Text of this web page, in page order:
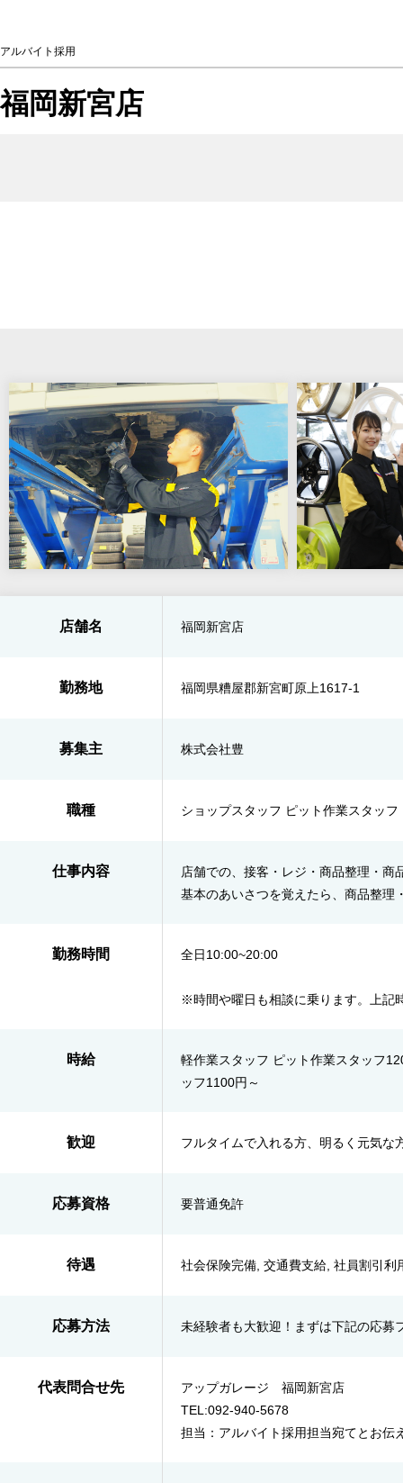
アルバイト採用
福岡新宮店
店舗名 福岡新宮店
勤務地 福岡県糟屋郡新宮町原上1617-1
募集主 株式会社豊
職種 ショップスタッフ ピット作業スタッフ
仕事内容
店舗での、接客・レジ・商品整理・
基本のあいさつを覚えたら、商品整理
勤務時間 全日10:00~20:00
※時間や曜日も相談に乗ります。上記
時給
軽作業スタッフ ピット作業スタッフ
ッフ1100円～
歓迎 フルタイムで入れる方、明るく元気な
応募資格 要普通免許
待遇 社会保険完備, 交通費支給, 社員割引
応募方法 未経験者も大歓迎！まずは下記の応募
代表問合せ先
アップガレージ 福岡新宮店
TEL:092-940-5678
担当：アルバイト採用担当宛てとお伝